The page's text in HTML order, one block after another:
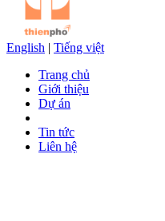
English | Tiếng việt
Trang chủ
Giới thiệu
Dự án
Tin tức
Liên hệ